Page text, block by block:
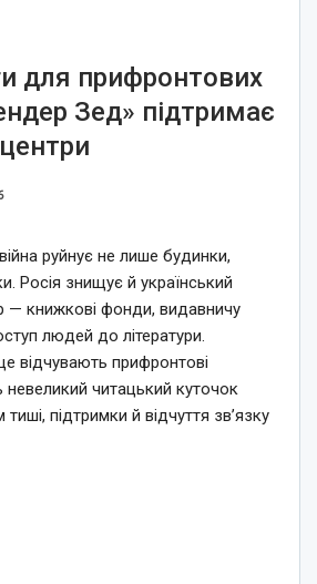
для прифронтових
Зед» підтримає
руйнує не лише будинки,
Росія знищує й український
— книжкові фонди, видавничу
людей до літератури.
відчувають прифронтові
невеликий читацький куточок
підтримки й відчуття зв’язку